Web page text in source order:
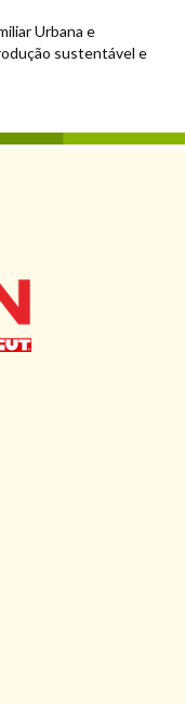
Urbana e
sustentável e